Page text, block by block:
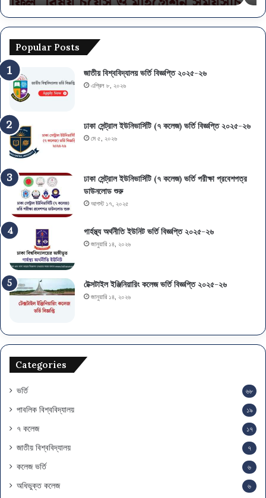
Popular Posts
জাতীয় বিশ্ববিদ্যালয় ভর্তি বিজ্ঞপ্তি ২০২৫-২৬
এপ্রিল ৮, ২০২৬
ঢাকা সেন্ট্রাল ইউনিভার্সিটি (৭ কলেজ) ভর্তি বিজ্ঞপ্তি ২০২৫-২৬
মে ৫, ২০২৬
ঢাকা সেন্ট্রাল ইউনিভার্সিটি (৭ কলেজ) ভর্তি পরীক্ষা প্রবেশপত্র
ডাউনলোড শুরু
আগস্ট ১৭, ২০২৫
গার্হস্থ্য অর্থনীতি ইউনিট ভর্তি বিজ্ঞপ্তি ২০২৫-২৬
জানুয়ারি ১৪, ২০২৬
টেক্সটাইল ইঞ্জিনিয়ারিং কলেজ ভর্তি বিজ্ঞপ্তি ২০২৫-২৬
জানুয়ারি ১৪, ২০২৬
Categories
ভর্তি ৬৮
পাবলিক বিশ্ববিদ্যালয় ১৯
৭ কলেজ ১৭
জাতীয় বিশ্ববিদ্যালয় ৭
কলেজ ভর্তি ৬
অধিভুক্ত কলেজ ৬